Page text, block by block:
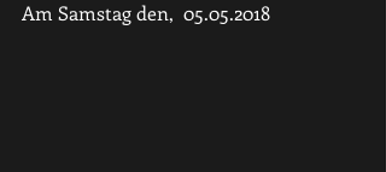
Am Samstag den,  05.05.2018